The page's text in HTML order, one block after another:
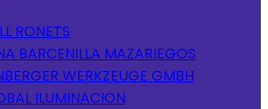
RONETS
BARCENILLA MAZARIEGOS
WERKZEUGE GMBH
ILUMINACION